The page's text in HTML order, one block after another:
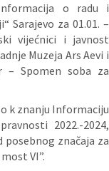
o radu i
Sarajevo za 01.01. –
vijećnici i javnost
Muzeja Ars Aevi i
– Spomen soba za
k znanju Informaciju
2022.-2024,
značaja za
VI”.